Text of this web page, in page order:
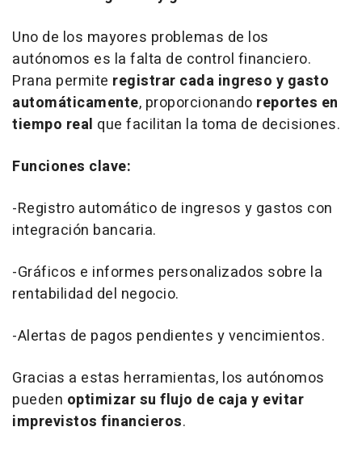
Uno de los mayores problemas de los
autónomos es la falta de control financiero.
Prana permite registrar cada ingreso y gasto
automáticamente, proporcionando reportes en
tiempo real que facilitan la toma de decisiones.
Funciones clave:
-Registro automático de ingresos y gastos con
integración bancaria.
-Gráficos e informes personalizados sobre la
rentabilidad del negocio.
-Alertas de pagos pendientes y vencimientos.
Gracias a estas herramientas, los autónomos
pueden optimizar su flujo de caja y evitar
imprevistos financieros.